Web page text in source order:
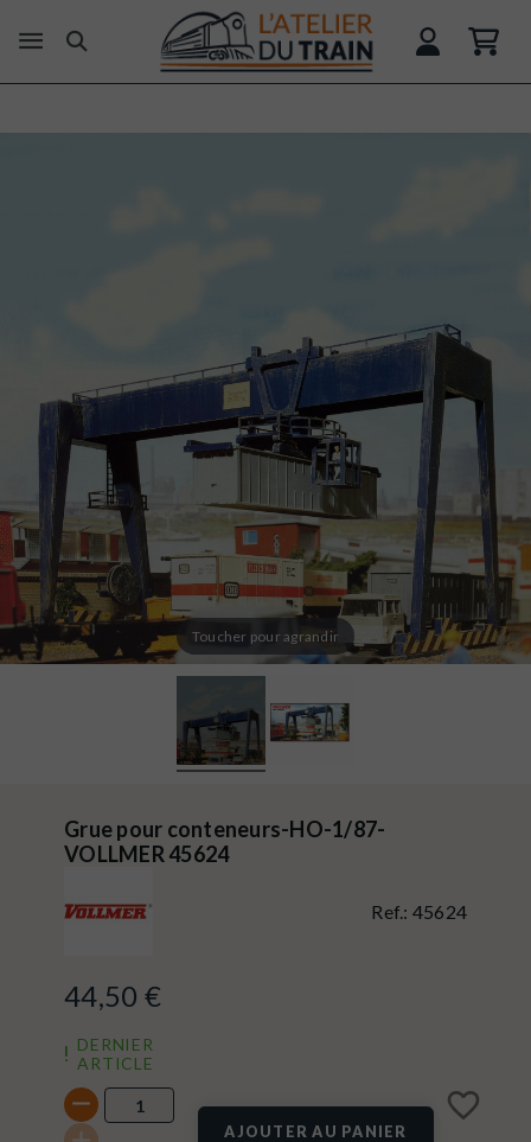
Toucher pour agrandir
Grue pour conteneurs-HO-1/87-
VOLLMER 45624
Ref.: 45624
44,50 €
DERNIER
ARTICLE
AJOUTER AU PANIER
favorite_border